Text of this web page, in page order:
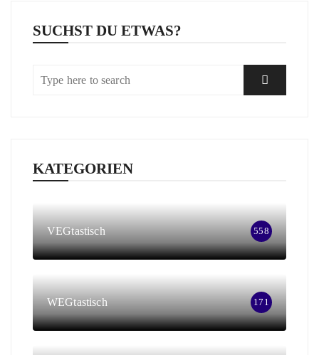
SUCHST DU ETWAS?
KATEGORIEN
VEGtastisch 558
WEGtastisch 171